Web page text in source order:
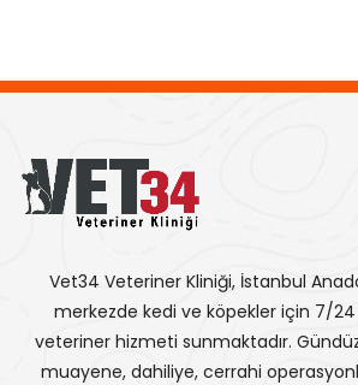
Vet34 Veteriner Kliniği, İstanbul
merkezde kedi ve köpekler için 7/
veteriner hizmeti sunmaktadır.
muayene, dahiliye, cerrahi